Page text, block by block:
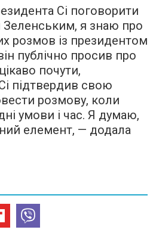
Сі поговорити
Зеленським, я знаю про
розмов із президентом
публічно просив про
почути,
підтвердив свою
розмову, коли
умови і час. Я думаю,
елемент, — додала